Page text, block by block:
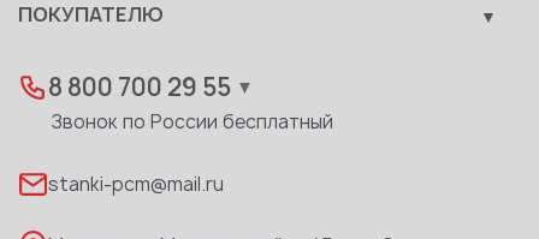
8 800 700 29 55 ▼
Звонок по России бесплатный
stanki-pcm@mail.ru
Развитие
ПОКУПАТЕЛЮ
Дилеры
Доставка
Каталог PDF